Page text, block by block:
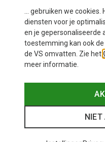
Heren Merino Longsleeve
... gebruiken we
diensten voor je
en je gepersonaliseerde
toestemming kan ook
de VS omvatten. Zie het
meer informatie.
NIET